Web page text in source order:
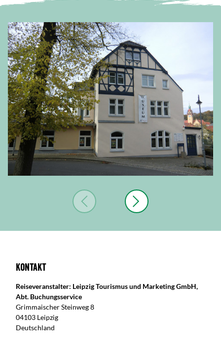
Kontakt
Reiseveranstalter: Leipzig Tourismus und Marketing GmbH,
Abt. Buchungsservice
Grimmaischer Steinweg 8
04103 Leipzig
Deutschland